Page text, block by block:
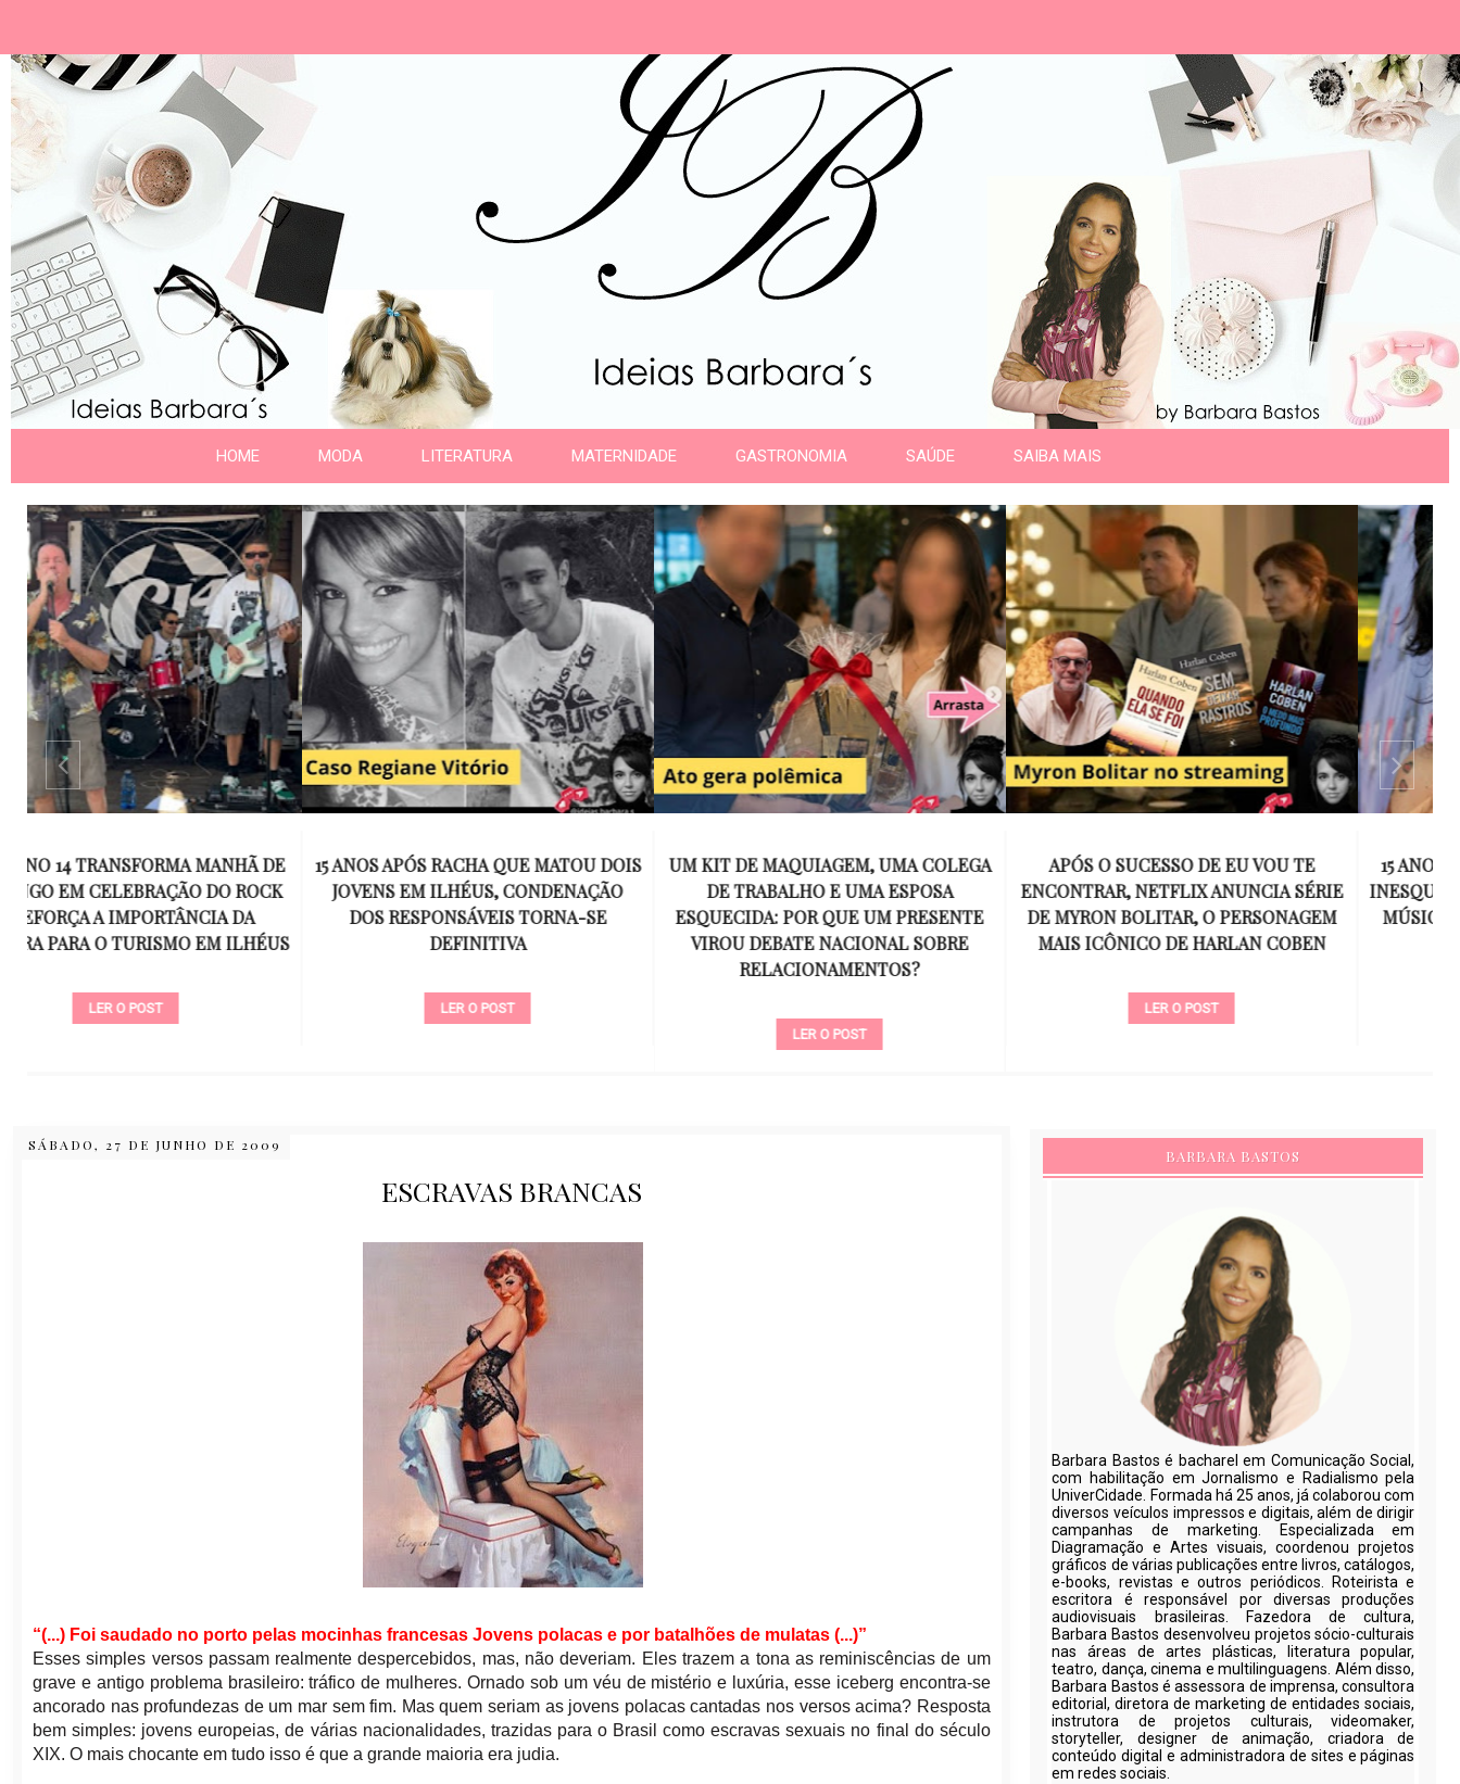
HOME MODA LITERATURA MATERNIDADE GASTRONOMIA SAÚDE SAIBA MAIS
15 ANOS APÓS RACHA QUE MATOU DOIS
JOVENS EM ILHÉUS, CONDENAÇÃO
DOS RESPONSÁVEIS TORNA-SE
DEFINITIVA
UM KIT DE MAQUIAGEM, UMA COLEGA
DE TRABALHO E UMA ESPOSA
ESQUECIDA: POR QUE UM PRESENTE
VIROU DEBATE NACIONAL SOBRE
APÓS O SUCESSO DE EU VOU TE
ENCONTRAR, NETFLIX ANUNCIA SÉRIE
DE MYRON BOLITAR, O PERSONAGEM
MAIS ICÔNICO DE HARLAN COBEN
15 ANOS SEM AMY WINEHOUSE: A VOZ
INESQUECÍVEL QUE REVOLUCIONOU A
MÚSICA E SE TORNOU UM SÍMBOLO
DE UMA GERAÇÃO
SÁBADO, 27 DE JUNHO DE 2009
ESCRAVAS BRANCAS
“(...) Foi saudado no porto pelas mocinhas francesas Jovens polacas e por batalhões de mulatas (...)”
Esses simples versos passam realmente despercebidos, mas, não deveriam. Eles trazem a tona as reminiscências de um
grave e antigo problema brasileiro: tráfico de mulheres. Ornado sob um véu de mistério e luxúria, esse iceberg encontra-se
ancorado nas profundezas de um mar sem fim. Mas quem seriam as jovens polacas cantadas nos versos acima? Resposta
bem simples: jovens europeias, de várias nacionalidades, trazidas para o Brasil como escravas sexuais no final do século
XIX. O mais chocante em tudo isso é que a grande maioria era judia.
BARBARA BASTOS
Barbara Bastos é bacharel em Comunicação Social,
com habilitação em Jornalismo e Radialismo pela
UniverCidade. Formada há 25 anos, já colaborou com
diversos veículos impressos e digitais, além de dirigir
campanhas de marketing. Especializada em
Diagramação e Artes visuais, coordenou projetos
gráficos de várias publicações entre livros, catálogos,
e-books, revistas e outros periódicos. Roteirista e
escritora é responsável por diversas produções
audiovisuais brasileiras. Fazedora de cultura,
Barbara Bastos desenvolveu projetos sócio-culturais
nas áreas de artes plásticas, literatura popular,
teatro, dança, cinema e multilinguagens. Além disso,
Barbara Bastos é assessora de imprensa, consultora
editorial, diretora de marketing de entidades sociais,
instrutora de projetos culturais, videomaker,
storyteller, designer de animação, criadora de
conteúdo digital e administradora de sites e páginas
em redes sociais.